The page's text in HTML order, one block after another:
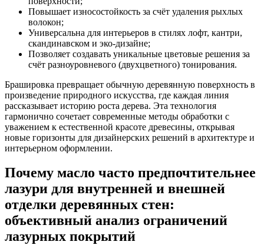
Повышает износостойкость за счёт удаления рыхлых
волокон;
Универсальна для интерьеров в стилях лофт, кантри,
скандинавском и эко-дизайне;
Позволяет создавать уникальные цветовые решения за
счёт разноуровневого (двухцветного) тонирования.
Брашировка превращает обычную деревянную поверхность в
произведение природного искусства, где каждая линия
рассказывает историю роста дерева. Эта технология
гармонично сочетает современные методы обработки с
уважением к естественной красоте древесины, открывая
новые горизонты для дизайнерских решений в архитектуре и
интерьерном оформлении.
Почему масло часто предпочтительнее
лазури для внутренней и внешней
отделки деревянных стен:
объективный анализ ограничений
лазурных покрытий